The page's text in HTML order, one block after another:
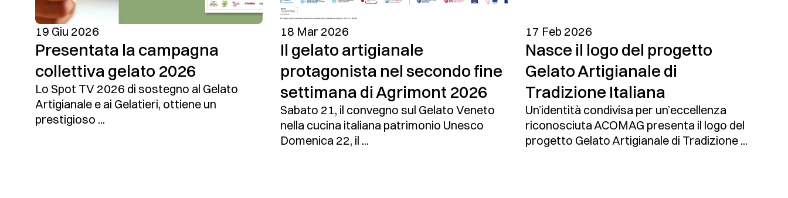
19 Giu 2026
Presentata la campagna
collettiva gelato 2026
Lo Spot TV 2026 di sostegno al Gelato
Artigianale e ai Gelatieri, ottiene un
prestigioso ...
18 Mar 2026
Il gelato artigianale
protagonista nel secondo fine
settimana di Agrimont 2026
Sabato 21, il convegno sul Gelato Veneto
nella cucina italiana patrimonio Unesco
Domenica 22, il ...
17 Feb 2026
Nasce il logo del progetto
Gelato Artigianale di
Tradizione Italiana
Un’identità condivisa per un’eccellenza
riconosciuta ACOMAG presenta il logo del
progetto Gelato Artigianale di Tradizione ...